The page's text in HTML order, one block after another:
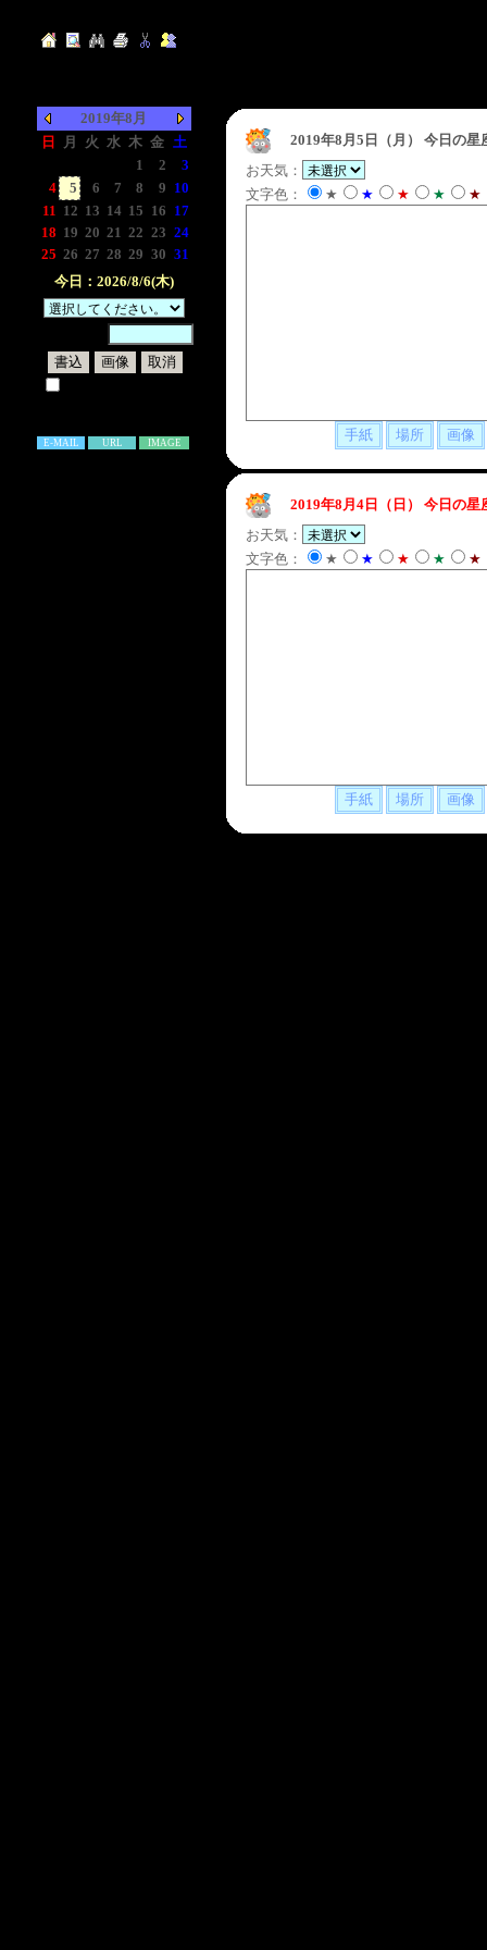
2019年8月
日
月 火 水 木 金 土
1 2
3
4
5 6 7 8 9 10
11 12 13 14 15 16 17
18 19 20 21 22 23 24
25 26 27 28 29 30 31
今日：2026/8/6(木)
E-MAIL URL IMAGE
2019年8月5日（月）
今日の
お天気：
文字色：
★ ★ ★ ★ ★
2019年8月4日（日）
今日の
お天気：
文字色：
★ ★ ★ ★ ★